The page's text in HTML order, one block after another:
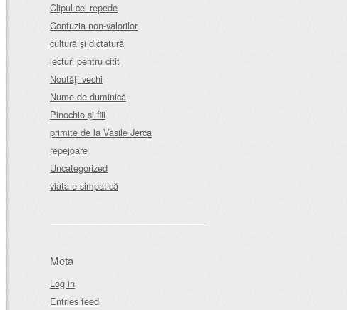
Clipul cel repede
Confuzia non-valorilor
cultură şi dictatură
lecturi pentru citit
Noutăţi vechi
Nume de duminică
Pinochio şi fiii
primite de la Vasile Jerca
repejoare
Uncategorized
viata e simpatică
Meta
Log in
Entries feed